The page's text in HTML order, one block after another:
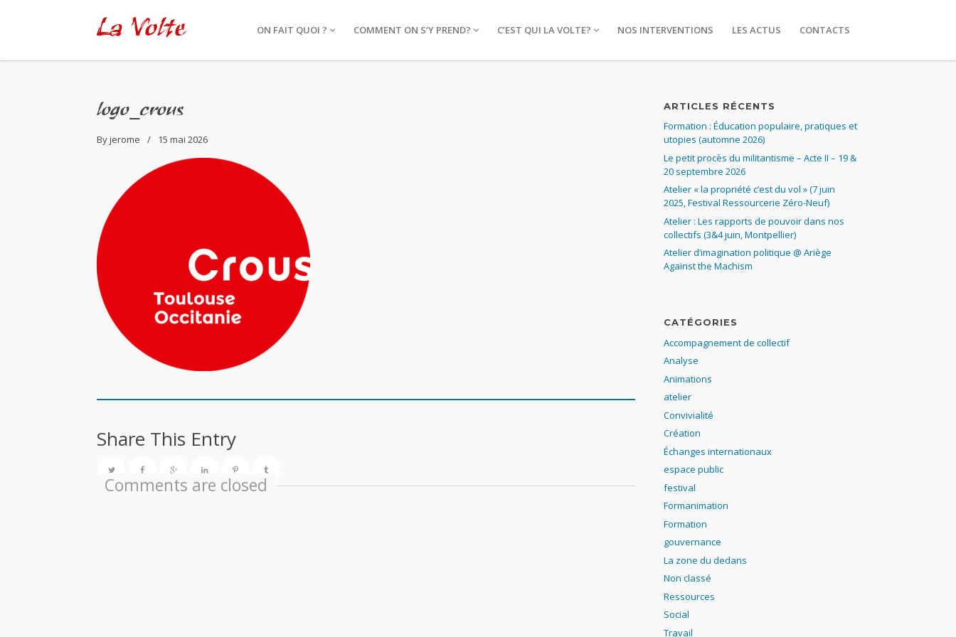
La Volte ON FAIT QUOI ? COMMENT ON S’Y PREND? C’EST QUI LA VOLTE? NOS INTERVENTIONS LES ACTUS CONTACTS
logo_crous
Byjerome 15 mai 2026
Share This Entry
Comments are closed
ARTICLES RÉCENTS
Formation : Éducation populaire, pratiques et
utopies (automne 2026)
Le petit procès du militantisme – Acte II – 19 &
20 septembre 2026
Atelier « la propriété c’est du vol » (7 juin
2025, Festival Ressourcerie Zéro-Neuf)
Atelier : Les rapports de pouvoir dans nos
collectifs (3&4 juin, Montpellier)
Atelier d’imagination politique @ Ariège
Against the Machism
CATÉGORIES
Accompagnement de collectif
Analyse
Animations
atelier
Convivialité
Création
Échanges internationaux
espace public
festival
Formanimation
Formation
gouvernance
La zone du dedans
Non classé
Ressources
Social
Travail